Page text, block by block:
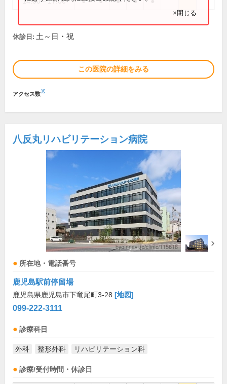
×閉じる
休診日: 土～日・祝
この医院の詳細をみる
アクセス数※
八反丸リハビリテーション病院
所在地・電話番号
鹿児島駅前停留場
鹿児島県鹿児島市下竜尾町3-28 [地図]
099-222-3111
診療科目
外科 整形外科 リハビリテーション科
診療/受付時間・休診日